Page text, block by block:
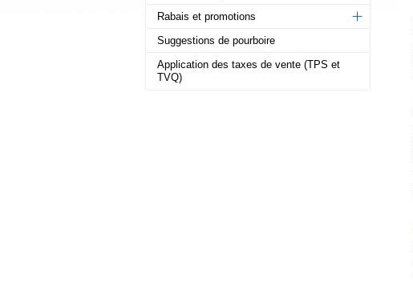
Rabais et promotions
Suggestions de pourboire
Application des taxes de vente (TPS et
TVQ)